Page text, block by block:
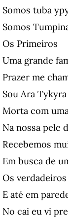
Somos tuba
Somos
Os Primeiros
Uma grande
Prazer me
Sou Ara
Morta com
Na nossa pele
Recebemos
Em busca de
Os
E até em
No cai eu vi